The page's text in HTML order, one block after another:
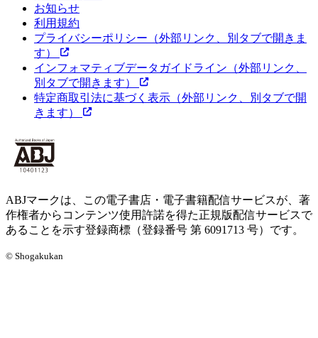
お知らせ
利用規約
プライバシーポリシー （外部リンク、別タブで開きま
す）
インフォマティブデータガイドライン （外部リンク、
別タブで開きます）
特定商取引法に基づく表示 （外部リンク、別タブで開
きます）
ABJマークは、この電子書店・電子書籍配信サービスが、著
作権者からコンテンツ使用許諾を得た正規版配信サービスで
あることを示す登録商標（登録番号 第 6091713 号）です。
© Shogakukan